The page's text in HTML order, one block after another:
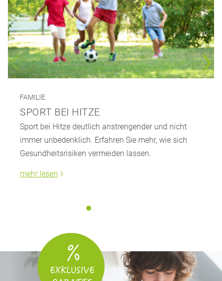
FAMILIE
SPORT BEI HITZE
Sport bei Hitze deutlich anstrengender und nicht
immer unbedenklich. Erfahren Sie mehr, wie sich
Gesundheitsrisiken vermeiden lassen.
mehr lesen